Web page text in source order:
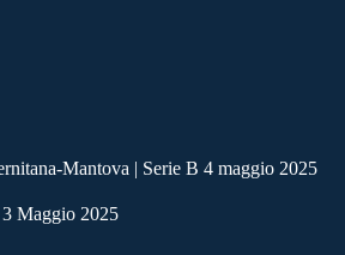
Mantova | Serie B 4 maggio 2025
3 Maggio 2025